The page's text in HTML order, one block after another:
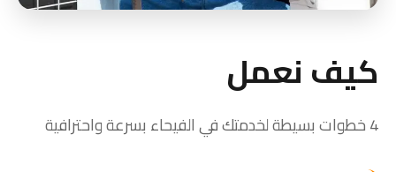
كيف نعمل
4 خطوات بسيطة لخدمتك في الفيحاء بسرعة واحترافية